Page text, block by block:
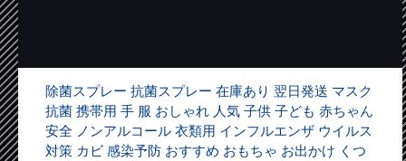
除菌スプレー 抗菌スプレー 在庫あり 翌日発送 マスク
抗菌 携帯用 手 服 おしゃれ 人気 子供 子ども 赤ちゃん
安全 ノンアルコール 衣類用 インフルエンザ ウイルス
対策 カビ 感染予防 おすすめ おもちゃ お出かけ くつ